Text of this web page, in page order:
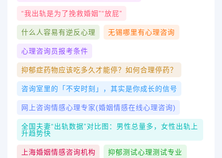
“我出轨是为了挽救婚姻”“放屁”
什么人容易有逆反心理 无锡哪里有心理咨询
心理咨询员报考条件
抑郁症药物应该吃多久才能停？如何合理停药？
咨询室里的「不安时刻」，其实是你成长的信号
网上咨询情感心理专家(婚姻情感在线心理咨询)
全国夫妻“出轨数据”对比图：男性总量多，女性出轨上
升趋势快
上海婚姻情感咨询机构 抑郁测试心理测试专业